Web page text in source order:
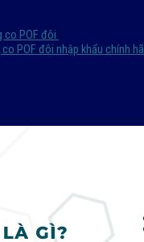
co POF đôi
POF đôi nhập khẩu chính